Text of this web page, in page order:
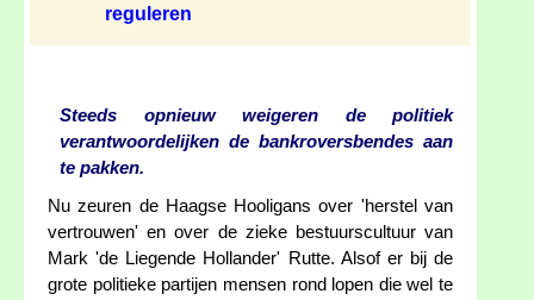
reguleren
Steeds opnieuw weigeren de politiek
verantwoordelijken de bankroversbendes aan
te pakken.
Nu zeuren de Haagse Hooligans over 'herstel van
vertrouwen' en over de zieke bestuurscultuur van
Mark 'de Liegende Hollander' Rutte. Alsof er bij de
grote politieke partijen mensen rond lopen die wel te